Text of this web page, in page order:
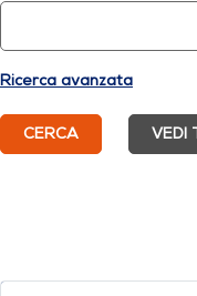
Ricerca avanzata
CERCA VEDI